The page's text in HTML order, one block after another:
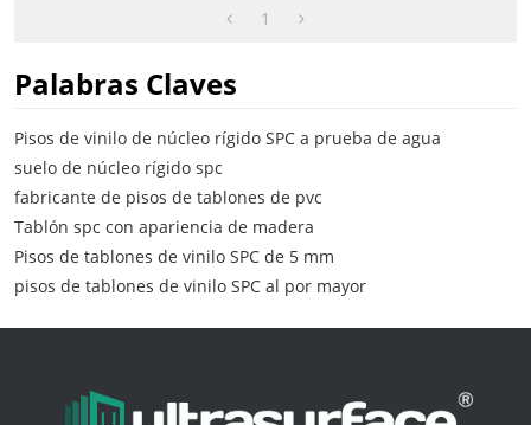
1
Palabras Claves
Pisos de vinilo de núcleo rígido SPC a prueba de agua
suelo de núcleo rígido spc
fabricante de pisos de tablones de pvc
Tablón spc con apariencia de madera
Pisos de tablones de vinilo SPC de 5 mm
pisos de tablones de vinilo SPC al por mayor